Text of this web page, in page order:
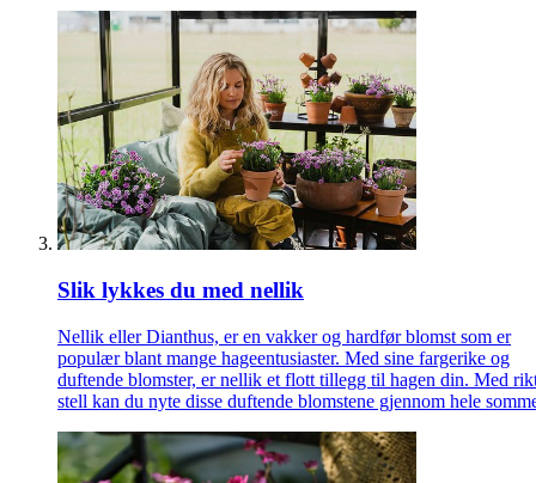
Slik lykkes du med nellik
Nellik eller Dianthus, er en vakker og hardfør blomst som er
populær blant mange hageentusiaster. Med sine fargerike og
duftende blomster, er nellik et flott tillegg til hagen din. Med
stell kan du nyte disse duftende blomstene gjennom hele